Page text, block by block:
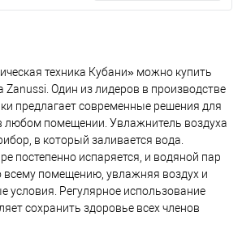
техника Кубани» можно купить
Zanussi. Один из лидеров в производстве
предлагает современные решения для
любом помещении. Увлажнитель воздуха
в который заливается вода.
постепенно испаряется, и водяной пар
всему помещению, увлажняя воздух и
условия. Регулярное использование
сохранить здоровье всех членов